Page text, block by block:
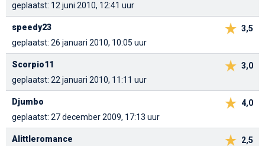
geplaatst: 12 juni 2010, 12:41 uur
3,5
speedy23
geplaatst: 26 januari 2010, 10:05 uur
3,0
Scorpio11
geplaatst: 22 januari 2010, 11:11 uur
4,0
Djumbo
geplaatst: 27 december 2009, 17:13 uur
2,5
Alittleromance